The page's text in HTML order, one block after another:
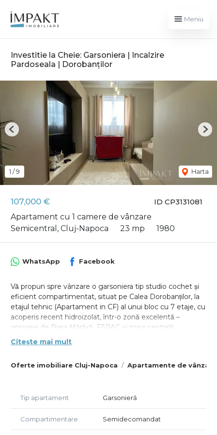
Meniu
Investitie la Cheie: Garsoniera | Incalzire
Pardoseala | Dorobanților
ID CP3131081
107,000 €
Apartament cu 1 camere de vânzare
Semicentral, Cluj-Napoca
23 mp 1980
1 /9 Harta
Previous
Oferte imobiliare Cluj-Napoca Apartamente de
WhatsApp Facebook
Vă propun spre vânzare o garsoniera tip studio cochet și
eficient compartimentat, situat pe Calea Dorobanților, la
etajul tehnic (Apartament in CF) al unui bloc cu 7 etaje, cu
acoperis recent hidroizolat, într-o zonă excelentă –
aproape de Piața Mărăști, FSPAC și zona centrală.
Suprafață: 23 m2 utili + balcon de 1,5 m2
amplasat deasupra băii și canapea extensibilă în living)
• Încălzire în pardoseală, cu centrală termică proprie
• Pardoseală din gresie, ușor de întreținut
• Baie modernă cu duș tip walk-in
Citește mai mult
Tip apartament Garsonieră
Compartimentare Semidecomandat